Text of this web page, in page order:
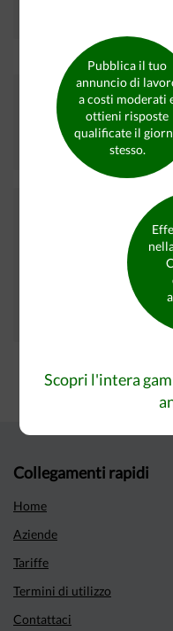
Trova il candidato
Candidati in cerca di
I tuoi annunci sono
Collegamenti rapidi
Home
Aziende
Tariffe
Termini di utilizzo
Contattaci
Pubblica il tuo
annuncio di
a costi moderati
ottieni risposte
qualificate il
stesso.
Scopri l'intera